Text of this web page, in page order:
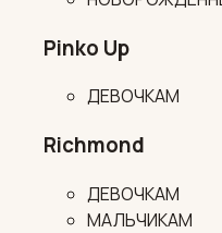
Pinko Up
ДЕВОЧКАМ
Richmond
ДЕВОЧКАМ
МАЛЬЧИКАМ